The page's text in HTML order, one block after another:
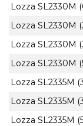
Lozza SL2330M
Lozza SL2330M
Lozza SL2330M
Lozza SL2330M
Lozza SL2335M
Lozza SL2335M
Lozza SL2335M